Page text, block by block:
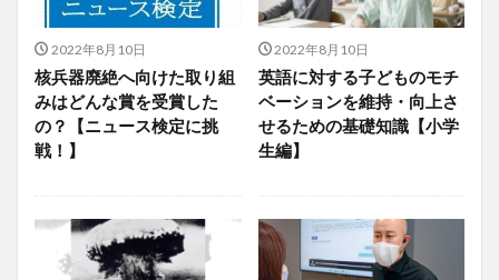
2022年8月10日
核兵器廃絶へ向けた取り組
みはどんな賞を受賞した
の？【ニュース検定に挑
戦！】
2022年8月10日
英語に対する子どものモチ
ベーションを維持・向上さ
せるための基礎知識【小学
生編】